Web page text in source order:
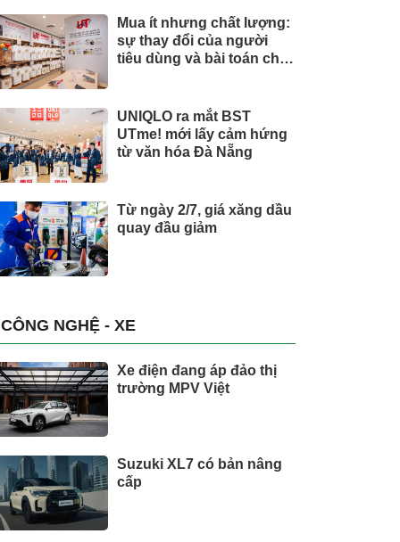
Mua ít nhưng chất lượng:
sự thay đổi của người
tiêu dùng và bài toán cho
UNIQLO ra mắt BST
UTme! mới lấy cảm hứng
từ văn hóa Đà Nẵng
Từ ngày 2/7, giá xăng dầu
quay đầu giảm
CÔNG NGHỆ - XE
Xe điện đang áp đảo thị
trường MPV Việt
Suzuki XL7 có bản nâng
cấp